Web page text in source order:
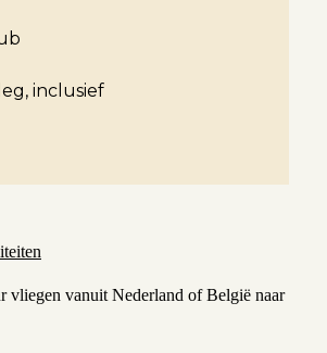
inclusief
vliegen vanuit Nederland of België naar